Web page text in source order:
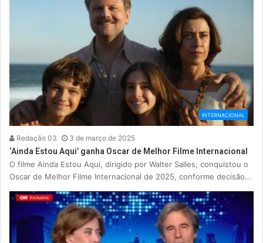
INTERNACIONAL
Redação 03 3 de março de 2025
‘Ainda Estou Aqui’ ganha Oscar de Melhor Filme Internacional
O filme Ainda Estou Aqui, dirigido por Walter Salles, conquistou o
Oscar de Melhor Filme Internacional de 2025, conforme decisão…